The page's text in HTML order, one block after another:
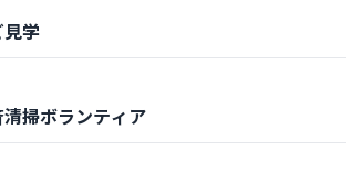
学
掃ボランティア